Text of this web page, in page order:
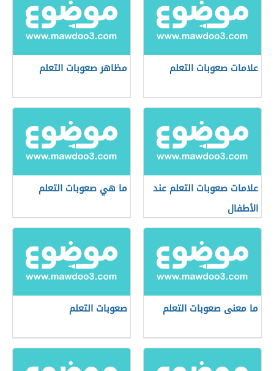
علامات صعوبات التعلم مظاهر صعوبات التعلم
علامات صعوبات التعلم عند
الأطفال
ما هي صعوبات التعلم
ما معنى صعوبات التعلم صعوبات التعلم